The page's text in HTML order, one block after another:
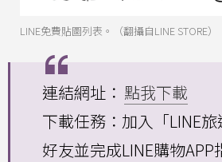
LINE免費貼圖列表。（翻攝自LINE STORE）
連結網址： 點我下載
下載任務：加入「LINE
好友並完成LINE購物APP